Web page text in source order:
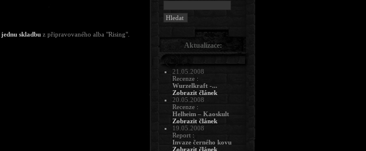
jednu skladbu z připravovaného alba "Rising".
Aktualizace:
21.05.2008
Recenze :
Wurzelkraft -...
Zobrazit článek
20.05.2008
Recenze :
Helheim – Kaoskult
Zobrazit článek
19.05.2008
Report :
Invaze černého kovu
Zobrazit článek